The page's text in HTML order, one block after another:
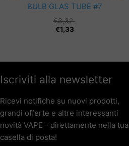
BULB GLAS TUBE #7
€3,32
€1,33
Iscriviti alla newsletter
Ricevi notifiche su nuovi prodotti,
grandi offerte e altre interessanti
novità VAPE - direttamente nella tua
casella di posta!